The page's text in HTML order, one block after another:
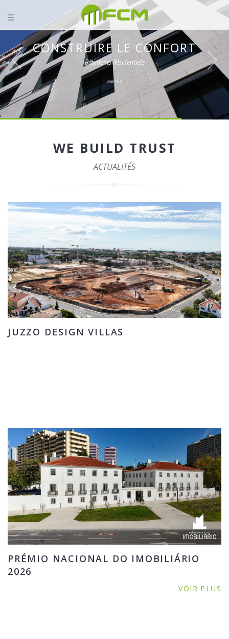
CONSTRUIRE LE CONFORT
Bâtiments Résidentiels
VOIR PLUS
WE BUILD TRUST
ACTUALITÉS
JUZZO DESIGN VILLAS
PRÉMIO NACIONAL DO IMOBILIÁRIO
2026
VOIR PLUS